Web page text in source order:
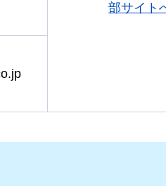
部サイト